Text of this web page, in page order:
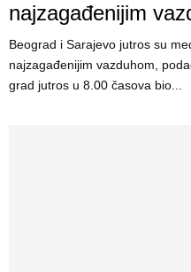
najzagađenijim
Beograd i Sarajevo jutros su
najzagađenijim vazduhom,
grad jutros u 8.00 časova bio...